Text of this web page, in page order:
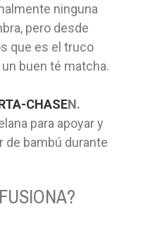
ninguna
pero desde
que es el truco
buen té matcha.
CHASEN.
para apoyar y
de bambú durante